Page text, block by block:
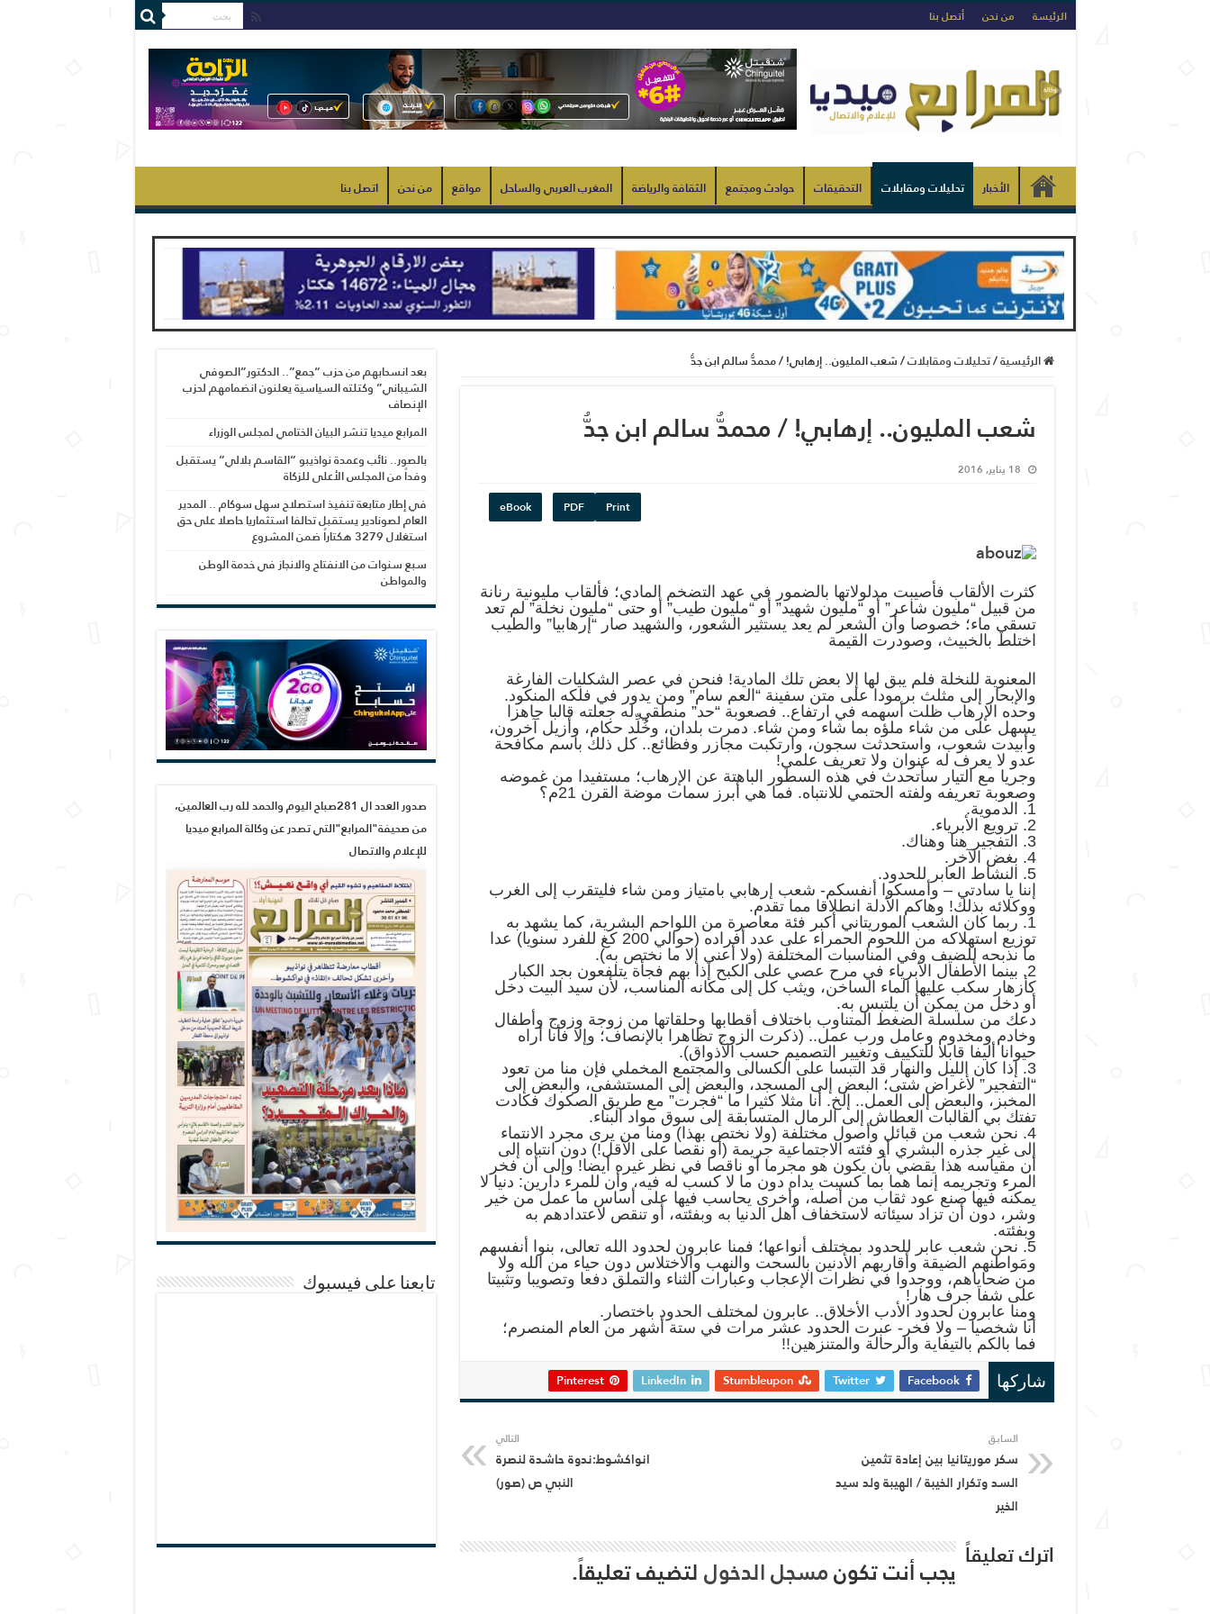
الرئيسة من نحن أتصل بنا
الأخبار تحليلات ومقابلات التحقيقات حوادث ومجتمع الثقافة والرياضة المغرب العربي والساحل مواقع من نحن اتصل بنا
الرئيسية/تحليلات ومقابلات/شعب المليون.. إرهابي! / محمدُّ سالم ابن جدُّ
شعب المليون.. إرهابي! / محمدُّ سالم ابن جدُّ
18 يناير, 2016
Print
PDF
eBook
كثرت الألقاب فأصيبت مدلولاتها بالضمور في عهد التضخم المادي؛ فألقاب مليونية رنانة
من قبيل “مليون شاعر” أو “مليون شهيد” أو “مليون طيب” أو حتى “مليون نخلة” لم تعد
تسقي ماء؛ خصوصا وأن الشعر لم يعد يستثير الشعور، والشهيد صار “إرهابيا” والطيب
اختلط بالخبيث، وصودرت القيمة
المعنوية للنخلة فلم يبق لها إلا بعض تلك المادية! فنحن في عصر الشكليات الفارغة
والإبحار إلى مثلث برمودا على متن سفينة “العم سام” ومن يدور في فلكه المنكود.
وحده الإرهاب ظلت أسهمه في ارتفاع.. فصعوبة “حد” منطقي له جعلته قالبا جاهزا
يسهل على من شاء ملؤه بما شاء ومن شاء. دمرت بلدان، وخُلِّد حكام، وأزيل آخرون،
وأبيدت شعوب، واستحدثت سجون، وارتكبت مجازر وفظائع.. كل ذلك باسم مكافحة
عدو لا يعرف له عنوان ولا تعريف علمي!
وجريا مع التيار سأتحدث في هذه السطور الباهتة عن الإرهاب؛ مستفيدا من غموضه
وصعوبة تعريفه ولفته الحتمي للانتباه. فما هي أبرز سمات موضة القرن 21م؟
1. الدموية.
2. ترويع الأبرياء.
3. التفجير هنا وهناك.
4. بغض الآخر.
5. النشاط العابر للحدود.
إننا يا سادتي – وأمسكوا أنفسكم- شعب إرهابي بامتياز ومن شاء فليتقرب إلى الغرب
ووكلائه بذلك! وهاكم الأدلة انطلاقا مما تقدم.
1. ربما كان الشعب الموريتاني أكبر فئة معاصرة من اللواحم البشرية، كما يشهد به
توزيع استهلاكه من اللحوم الحمراء على عدد أفراده (حوالي 200 كغ للفرد سنويا) عدا
ما نذبحه للضيف وفي المناسبات المختلفة (ولا أعني إلا ما نختص به).
2. بينما الأطفال الأبرياء في مرح عصي على الكبح إذا بهم فجأة يتلفعون بجد الكبار
كأزهار سكب عليها الماء الساخن، ويثب كل إلى مكانه المناسب، لأن سيد البيت دخل
أو دخل من يمكن أن يلتبس به.
دعك من سلسلة الضغط المتناوب باختلاف أقطابها وحلقاتها من زوجة وزوج وأطفال
وخادم ومخدوم وعامل ورب عمل.. (ذكرت الزوج تظاهرا بالإنصاف؛ وإلا فأنا أراه
حيوانا أليفا قابلا للتكييف وتغيير التصميم حسب الأذواق).
3. إذا كان الليل والنهار قد التبسا على الكسالى والمجتمع المخملي فإن منا من تعود
“التفجير” لأغراض شتى؛ البعض إلى المسجد، والبعض إلى المستشفى، والبعض إلى
المخبز، والبعض إلى العمل.. إلخ. أنا مثلا كثيرا ما “فجرت” مع طريق الصكوك فكادت
تفتك بي القالبات العطاش إلى الرمال المتسابقة إلى سوق مواد البناء.
4. نحن شعب من قبائل وأصول مختلفة (ولا نختص بهذا) ومنا من يرى مجرد الانتماء
إلى غير جذره البشري أو فئته الاجتماعية جريمة (أو نقصا على الأقل!) دون انتباه إلى
أن مقياسه هذا يقضي بأن يكون هو مجرما أو ناقصا في نظر غيره أيضا! وإلى أن فخر
المرء وتجريمه إنما هما بما كسبت يداه دون ما لا كسب له فيه، وأن للمرء دارين: دنيا لا
يمكنه فيها صنع عود ثقاب من أصله، وأخرى يحاسب فيها على أساس ما عمل من خير
وشر، دون أن تزاد سيئاته لاستخفاف أهل الدنيا به وبفئته، أو تنقص لاعتدادهم به
وبفئته.
5. نحن شعب عابر للحدود بمختلف أنواعها؛ فمنا عابرون لحدود الله تعالى، بنوا أنفسهم
ومَواطنهم الضيقة وأقاربهم الأدنين بالسحت والنهب والاختلاس دون حياء من الله ولا
من ضحاياهم، ووجدوا في نظرات الإعجاب وعبارات الثناء والتملق دفعا وتصويبا وتثبيتا
على شفا جرف هار!
ومنا عابرون لحدود الأدب الأخلاق.. عابرون لمختلف الحدود باختصار.
أنا شخصيا – ولا فخر- عبرت الحدود عشر مرات في ستة أشهر من العام المنصرم؛
فما بالكم بالتيفاية والرحالة والمتنزهين!!
شاركها Facebook
Twitter
Stumbleupon
LinkedIn
Pinterest
السابق
سكر موريتانيا بين إعادة تثمين
السد وتكرار الخيبة / الهيبة ولد سيد
الخير
التالي
انواكشوط:ندوة حاشدة لنصرة
النبي ص (صور)
اترك تعليقاً يجب أنت تكونمسجل الدخوللتضيف تعليقاً.
بعد انسحابهم من حزب “جمع”.. الدكتور”الصوفي
الشيباني” وكتلته السياسية يعلنون انضمامهم لحزب
الإنصاف
المرابع ميديا تنشر البيان الختامي لمجلس الوزراء
بالصور.. نائب وعمدة نواذيبو “القاسم بلالي” يستقبل
وفداً من المجلس الأعلى للزكاة
في إطار متابعة تنفيذ استصلاح سهل سوكام .. المدير
العام لصونادير يستقبل تحالفا استثماريا حاصلا على حق
استغلال 3279 هكتاراً ضمن المشروع
سبع سنوات من الانفتاح والانجاز في خدمة الوطن
والمواطن
صدور العدد ال 281صباح اليوم والحمد لله رب العالمين،
من صحيفة"المرابع"التي تصدر عن وكالة المرابع ميديا
للإعلام والاتصال
تابعنا على فيسبوك